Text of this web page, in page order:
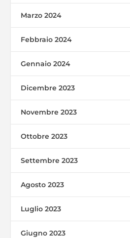
Marzo 2024
Febbraio 2024
Gennaio 2024
Dicembre 2023
Novembre 2023
Ottobre 2023
Settembre 2023
Agosto 2023
Luglio 2023
Giugno 2023